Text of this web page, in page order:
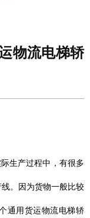
物流电梯轿
生产过程中，有很多
。因为货物一般比较
通用货运物流电梯轿